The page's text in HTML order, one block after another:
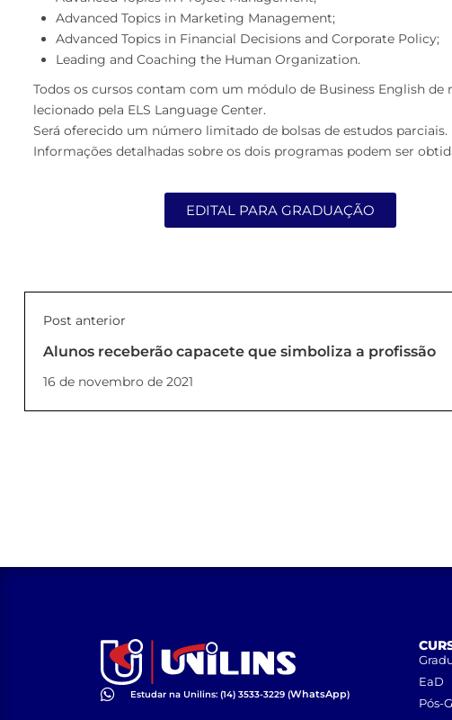
Advanced Topics in Marketing Management;
Advanced Topics in Financial Decisions and Corporate Policy;
Leading and Coaching the Human Organization.
Todos os cursos contam com um módulo de Business English
lecionado pela ELS Language Center.
Será oferecido um número limitado de bolsas de estudos parciais.
Informações detalhadas sobre os dois programas podem ser
EDITAL PARA GRADUAÇÃO
Post anterior
Alunos receberão capacete que simboliza a profissão
16 de novembro de 2021
Estudar na Unilins: (14) 3533-3229 (WhatsApp)
EaD
Pós-